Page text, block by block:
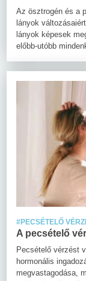
Az ösztrogén és a
lányok
lányok képesek
előbb-utóbb
#PECSÉTELŐ
A pecsételő
Pecsételő vérzést
hormonális
megvastagodása,